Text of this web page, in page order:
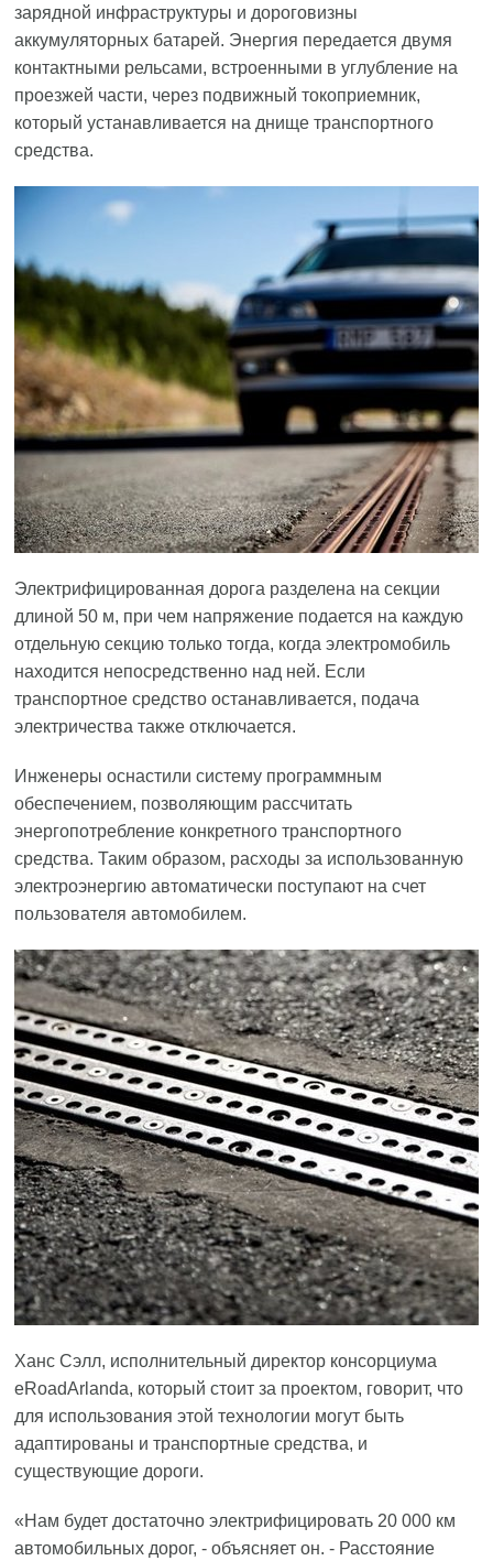
зарядной инфраструктуры и дороговизны
аккумуляторных батарей. Энергия передается двумя
контактными рельсами, встроенными в углубление на
проезжей части, через подвижный токоприемник,
который устанавливается на днище транспортного
средства.
Электрифицированная дорога разделена на секции
длиной 50 м, при чем напряжение подается на каждую
отдельную секцию только тогда, когда электромобиль
находится непосредственно над ней. Если
транспортное средство останавливается, подача
электричества также отключается.
Инженеры оснастили систему программным
обеспечением, позволяющим рассчитать
энергопотребление конкретного транспортного
средства. Таким образом, расходы за использованную
электроэнергию автоматически поступают на счет
пользователя автомобилем.
Ханс Сэлл, исполнительный директор консорциума
eRoadArlanda, который стоит за проектом, говорит, что
для использования этой технологии могут быть
адаптированы и транспортные средства, и
существующие дороги.
«Нам будет достаточно электрифицировать 20 000 км
автомобильных дорог, - объясняет он. - Расстояние